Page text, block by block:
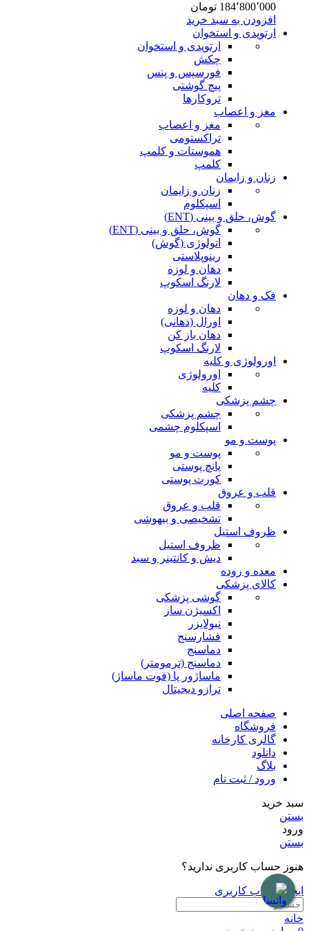
184٬800٬000 تومان
افزودن به سبد خرید
ارتوپدی و استخوان
ارتوپدی و استخوان
چکش
فورسپس و پنس
پیچ گوشتی
تروکارها
مغز و اعصاب
مغز و اعصاب
تراکستومی
هموستات و کلمپ
کلمپ
زنان و زایمان
زنان و زایمان
اسپکلوم
گوش، حلق و بینی (ENT)
گوش، حلق و بینی (ENT)
اتولوژی (گوش)
رینوپلاستی
دهان و لوزه
لارنگ اسکوپ
فک و دهان
دهان و لوزه
اورال (دهانی)
دهان باز کن
لارنگ اسکوپ
اورولوژی و کلیه
اورولوژی
کلیه
چشم پزشکی
چشم پزشکی
اسپکلوم چشمی
پوست و مو
پوست و مو
پانچ پوستی
کورت پوستی
قلب و عروق
قلب و عروق
تشخیصی و بیهوشی
ظروف استیل
ظروف استیل
دیش و کانتینر و سبد
معده و روده
کالای پزشکی
گوشی پزشکی
اکسیژن ساز
نبولایزر
فشارسنج
دماسنج
دماسنج (ترمومتر)
ماساژور پا (فوت ماساژ)
ترازو دیجیتال
صفحه اصلی
فروشگاه
گالری کارخانه
دانلود
بلاگ
ورود / ثبت نام
سبد خرید
بستن
ورود
بستن
هنوز حساب کاربری ندارید؟
ایجاد حساب کاربری
خانه